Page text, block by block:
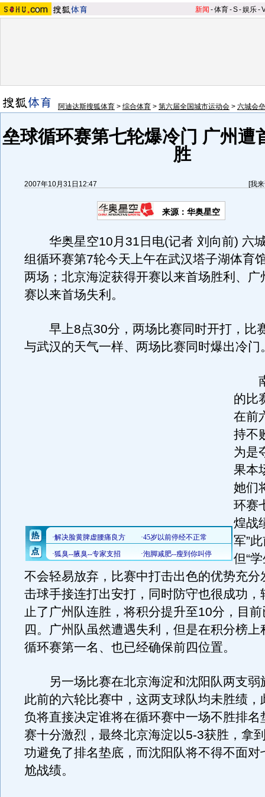
新闻 -体育-S-娱乐-
阿迪达斯搜狐体育 > 综合体育 > 第六届全国城市运动会 > 六城会
垒球循环赛第七轮爆冷门 广州遭
胜
2007年10月31日12:47 [我
来源：华奥星空
华奥星空10月31日电(记者 刘向前) 六
组循环赛第7轮今天上午在武汉塔子湖体育
两场；北京海淀获得开赛以来首场胜利、广
赛以来首场失利。
早上8点30分，两场比赛同时开打，比
与武汉的天气一样、两场比赛同时爆出冷门
南
的比
在前
持不
为是
果本
她们
环赛
煌战
军”
但“
不会轻易放弃，比赛中打击出色的优势充分
击球手接连打出安打，同时防守也很成功，
止了广州队连胜，将积分提升至10分，目
四。广州队虽然遭遇失利，但是在积分榜上
循环赛第一名、也已经确保前四位置。
另一场比赛在北京海淀和沈阳队两支弱
此前的六轮比赛中，这两支球队均未胜绩，
负将直接决定谁将在循环赛中一场不胜排名
赛十分激烈，最终北京海淀以5-3获胜，拿
功避免了排名垫底，而沈阳队将不得不面对
尬战绩。